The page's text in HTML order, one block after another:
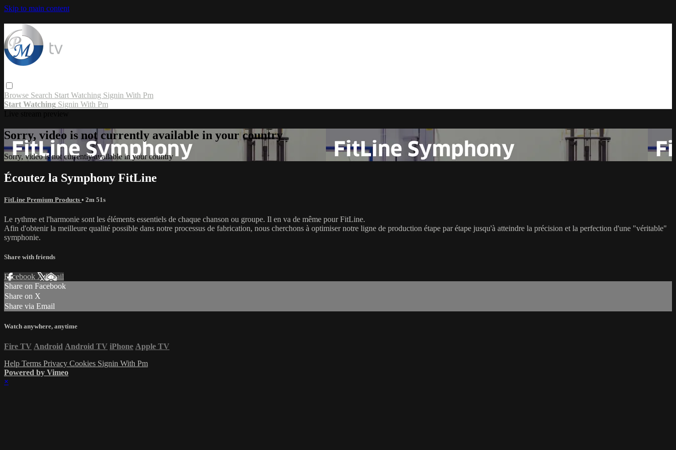
Skip to main content
Browse Search Start Watching Signin With Pm
Start Watching Signin With Pm
Sorry, video is not currently available in your country
Sorry, video is not currently available in your country
Écoutez la Symphony FitLine
FitLine Premium Products • 2m 51s
Le rythme et l'harmonie sont les éléments essentiels de chaque chanson ou groupe. Il en va de même pour FitLine.
Afin d'obtenir la meilleure qualité possible dans notre processus de fabrication, nous cherchons à optimiser notre ligne de production étape par étape jusqu'à atteindre la précision et la perfection d'une "véritable"
symphonie.
Share with friends
Facebook XEmail
Share on Facebook
Share on X
Share via Email
Watch anywhere, anytime
Fire TV Android Android TV iPhone Apple TV
Help Terms Privacy Cookies Signin With Pm
Powered by Vimeo
×